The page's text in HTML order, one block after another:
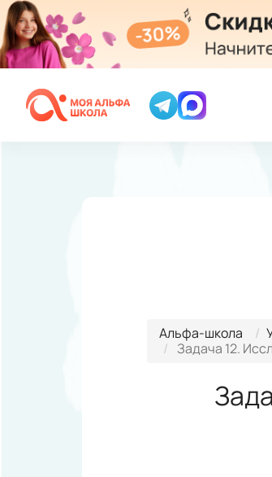
Альфа-школа
Задача 12.